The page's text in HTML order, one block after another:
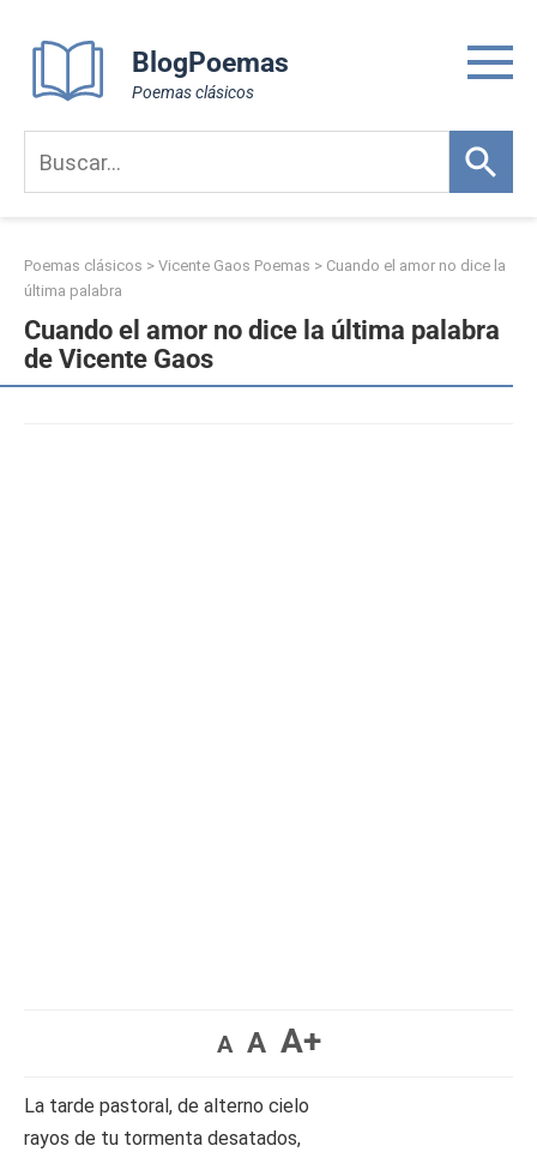
content
BlogPoemas
Poemas clásicos
Poemas clásicos > Vicente Gaos Poemas > Cuando el amor no dice la
última palabra
Cuando el amor no dice la última palabra
de Vicente Gaos
A A A+
La tarde pastoral, de alterno cielo
rayos de tu tormenta desatados,